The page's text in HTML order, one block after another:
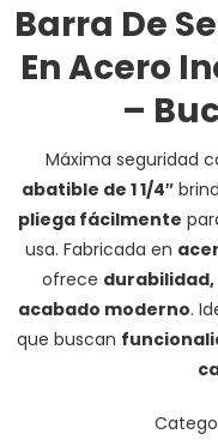
Barra De
En Acero
–
Máxima seguridad
abatible de 1 1/4″
pliega fácilmente
usa. Fabricada en
ofrece durabilidad,
acabado moderno.
que buscan